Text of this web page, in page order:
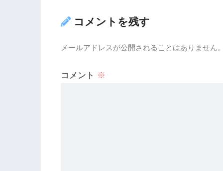
コメントを残す
メールアドレスが公開されることはありません
コメント ※